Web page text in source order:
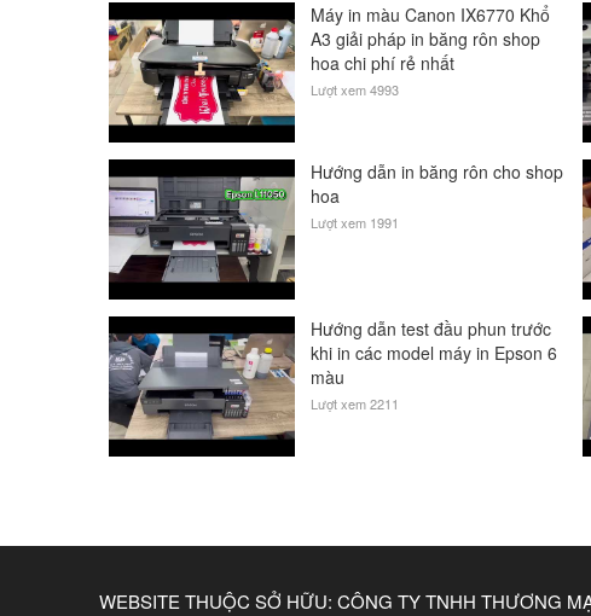
Máy in màu Canon IX6770 Khổ
A3 giải pháp in băng rôn shop
hoa chi phí rẻ nhất
Lượt xem 4993
Hướng dẫn in băng rôn cho shop
hoa
Lượt xem 1991
Hướng dẫn test đầu phun trước
khi in các model máy in Epson 6
màu
Lượt xem 2211
WEBSITE THUỘC SỞ HỮU: CÔNG TY TNHH THƯƠNG